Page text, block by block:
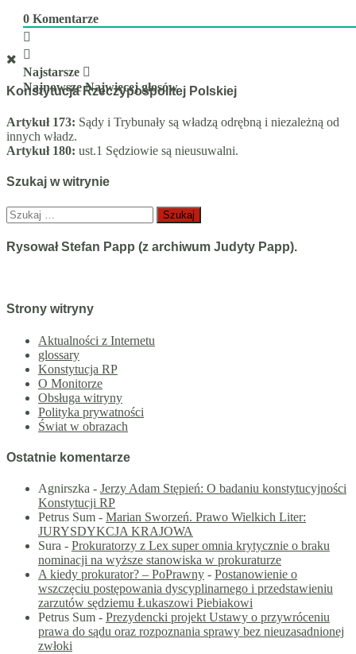
0 Komentarze
Najstarsze
Najnowsze Najwięcej głosów
Konstytucja Rzeczypospolitej Polskiej
Artykuł 173: Sądy i Trybunały są władzą odrębną i niezależną od
innych władz.
Artykuł 180: ust.1 Sędziowie są nieusuwalni.
Szukaj w witrynie
Szukaj:
Rysował Stefan Papp (z archiwum Judyty Papp).
Strony witryny
Aktualności z Internetu
glossary
Konstytucja RP
O Monitorze
Obsługa witryny
Polityka prywatności
Świat w obrazach
Ostatnie komentarze
Agnirszka - Jerzy Adam Stępień: O badaniu konstytucyjności
Konstytucji RP
Petrus Sum - Marian Sworzeń. Prawo Wielkich Liter:
JURYSDYKCJA KRAJOWA
Sura - Prokuratorzy z Lex super omnia krytycznie o braku
nominacji na wyższe stanowiska w prokuraturze
A kiedy prokurator? – PoPrawny - Postanowienie o
wszczęciu postępowania dyscyplinarnego i przedstawieniu
zarzutów sędziemu Łukaszowi Piebiakowi
Petrus Sum - Prezydencki projekt Ustawy o przywróceniu
prawa do sądu oraz rozpoznania sprawy bez nieuzasadnionej
zwłoki